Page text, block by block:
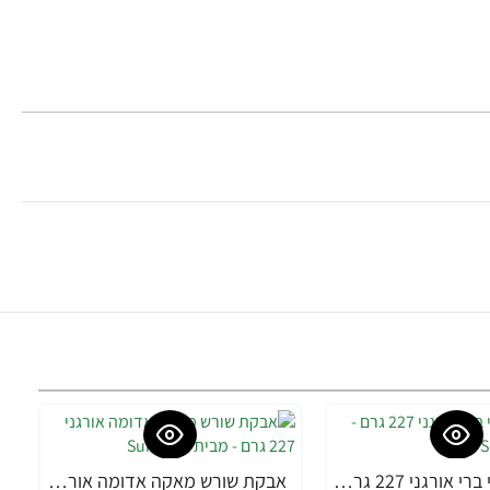
אבקת מאקי ברי אורגני 227 גרם - מבית Sunfood אבקת שורש מאקה אדומה אורגני 227 גרם - מבית Sunfood